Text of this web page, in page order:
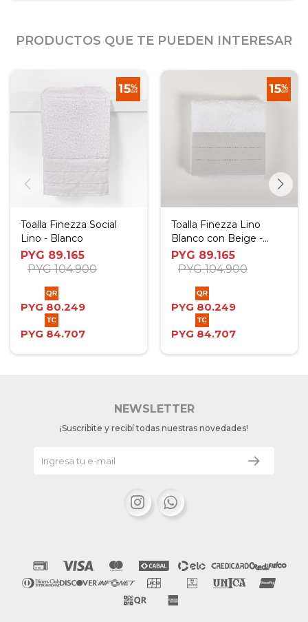
PRODUCTOS QUE TE PUEDEN INTERESAR
Toalla Finezza Social
Lino - Blanco
PYG 89.165
PYG 104.900
PYG 80.249
PYG 84.707
Toalla Finezza Lino
Blanco con Beige -
Social
PYG 89.165
PYG 104.900
PYG 80.249
PYG 84.707
NEWSLETTER
¡Suscribite y recibí todas nuestras novedades!
 